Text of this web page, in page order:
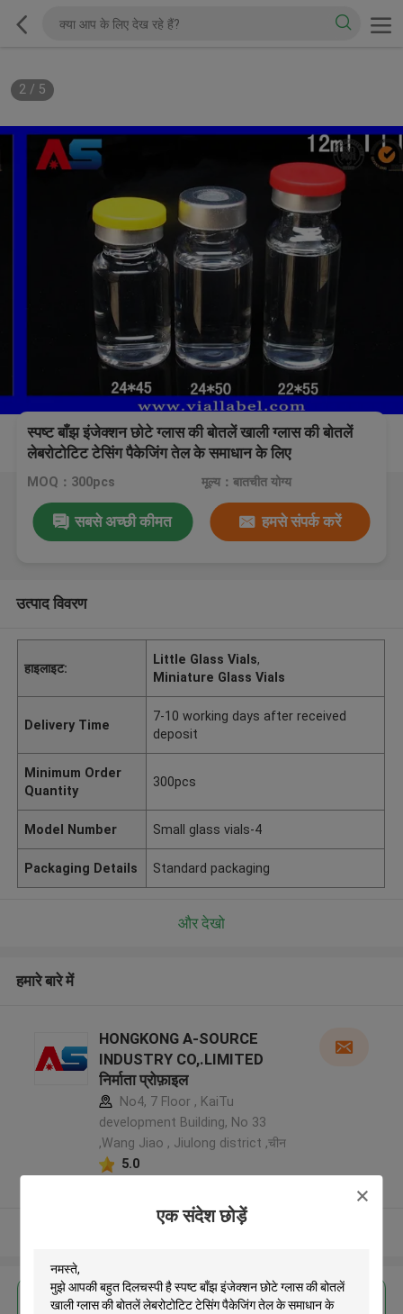
एक संदेश छोड़ें
2/ 5
स्पष्ट बाँझ इंजेक्शन छोटे ग्लास की बोतलें खाली ग्लास की बोतलें
लेबरोटोटिट टेसिंग पैकेजिंग तेल के समाधान के लिए
MOQ：300pcs मूल्य：बातचीत योग्य
सबसे अच्छी कीमत हमसे संपर्क करें
उत्पाद विवरण
हाइलाइट:
Little Glass Vials,
Miniature Glass Vials
Delivery Time
7-10 working days after received
deposit
Minimum Order
Quantity
300pcs
Model Number Small glass vials-4
Packaging Details Standard packaging
और देखो
हमारे बारे में
HONGKONG A-SOURCE
INDUSTRY CO,.LIMITED
निर्माता प्रोफ़ाइल
No4, 7 Floor , KaiTu
development Building, No 33
,Wang Jiao , Jiulong district ,चीन
5.0
सबसे उत्तम प्रतिदान प्राप्त करें